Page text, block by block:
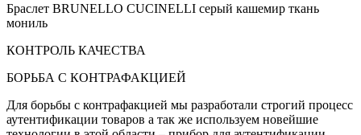
Браслет BRUNELLO CUCINELLI серый кашемир ткань
мониль
КОНТРОЛЬ КАЧЕСТВА
БОРЬБА С КОНТРАФАКЦИЕЙ
Для борьбы с контрафакцией мы разработали строгий процесс
аутентификации товаров а так же используем новейшие